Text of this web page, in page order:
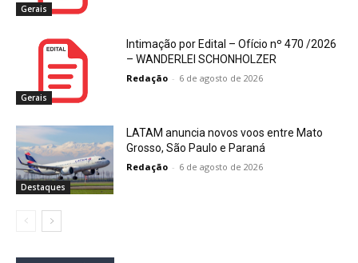
Gerais
Gerais
Intimação por Edital – Ofício nº 470 /2026
– WANDERLEI SCHONHOLZER
Redação - 6 de agosto de 2026
Destaques
LATAM anuncia novos voos entre Mato
Grosso, São Paulo e Paraná
Redação - 6 de agosto de 2026